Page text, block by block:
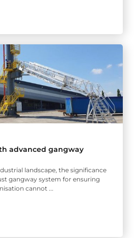
advanced gangway
landscape, the significance
gangway system for ensuring
cannot ...